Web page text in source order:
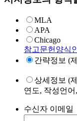
MLA
APA
Chicago
참고문헌양식
간략정보 (
상세정보 (
연도, 작성언
수신자 이메일